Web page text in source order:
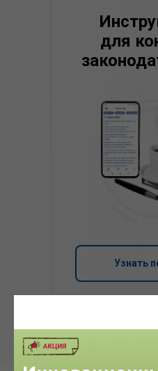
Узнать
для